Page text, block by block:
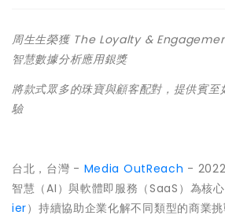
周生生榮獲 The Loyalty &
智慧數據分析應用銀獎
將款式眾多的珠寶與顧客配對，提供賓
驗
台北，台灣 - Media OutReach -
智慧（AI）與軟體即服務（SaaS）為核
ier）持續協助企業化解不同類型的商業